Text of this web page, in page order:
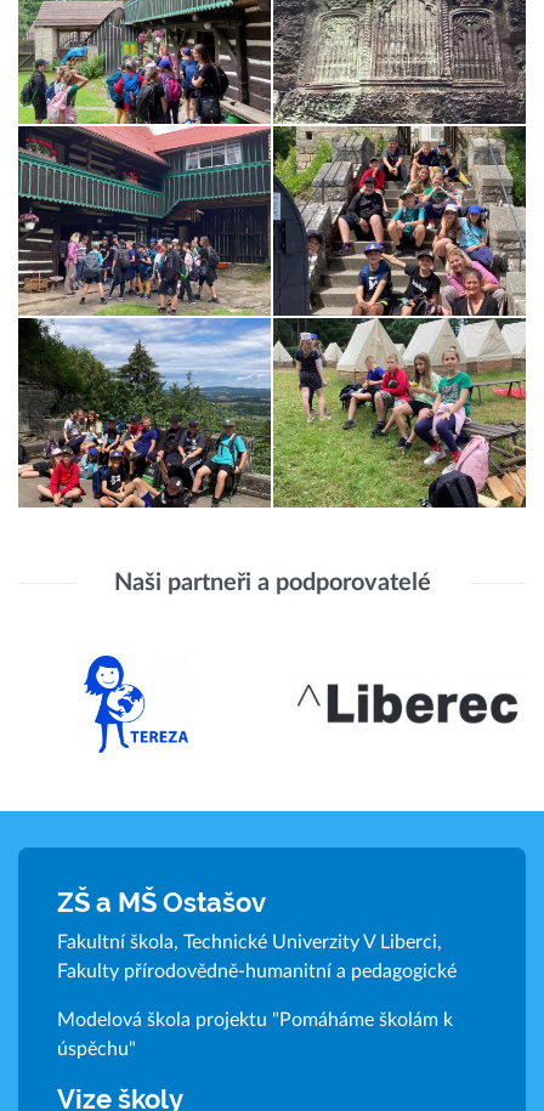
Naši partneři a podporovatelé
ZŠ a MŠ Ostašov
Fakultní škola, Technické Univerzity V Liberci,
Fakulty přírodovědně-humanitní a pedagogické
Modelová škola projektu "Pomáháme školám k
úspěchu"
Vize školy